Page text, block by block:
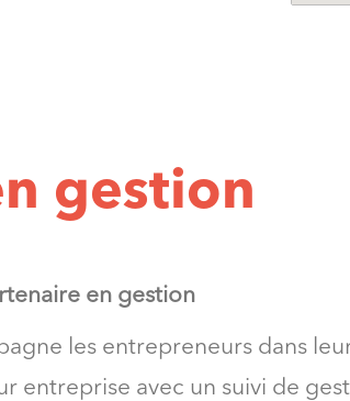
gestion
en gestion
les entrepreneurs dans
entreprise avec un suivi de